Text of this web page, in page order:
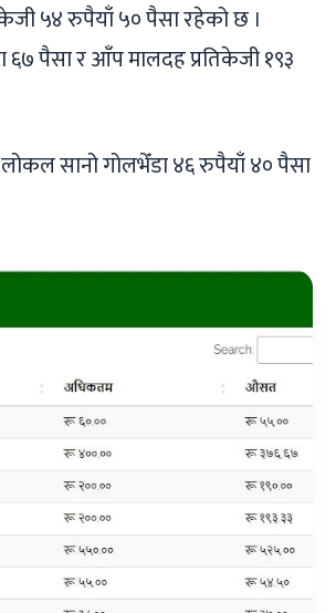
५४ रुपैयाँ ५० पैसा रहेको छ ।
६७ पैसा र आँप मालदह प्रतिकेजी १९३
सानो गोलभेँडा ४६ रुपैयाँ ४० पैसा